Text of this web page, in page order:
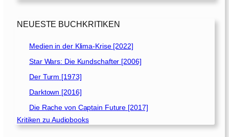
NEUESTE BUCHKRITIKEN
Medien in der Klima-Krise [2022]
Star Wars: Die Kundschafter [2006]
Der Turm [1973]
Darktown [2016]
Die Rache von Captain Future [2017]
Kritiken zu Audiobooks